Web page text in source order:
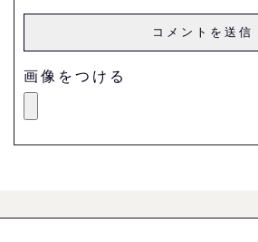
画像をつける